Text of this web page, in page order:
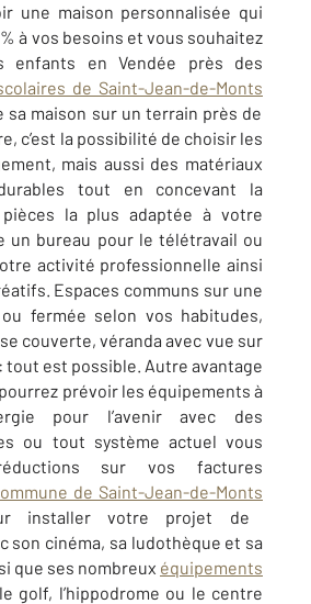
une maison personnalisée qui
à vos besoins et vous souhaitez
enfants en Vendée près des
de Saint-Jean-de-Monts
sa maison sur un terrain près de
c’est la possibilité de choisir les
mais aussi des matériaux
tout en concevant la
la plus adaptée à votre
un bureau pour le télétravail ou
activité professionnelle ainsi
Espaces communs sur une
fermée selon vos habitudes,
couverte, véranda avec vue sur
tout est possible. Autre avantage
prévoir les équipements à
pour l’avenir avec des
ou tout système actuel vous
sur vos factures
de Saint-Jean-de-Monts
installer votre projet de
son cinéma, sa ludothèque et sa
que ses nombreux équipements
golf, l’hippodrome ou le centre